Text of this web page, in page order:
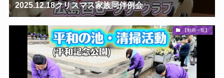
2025.12.18クリスマス家族同伴例会
【動画一覧】